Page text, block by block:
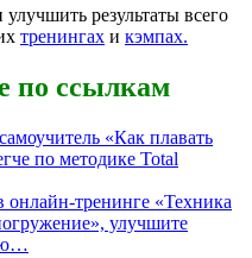
результаты всего
тренингах и кэмпах.
по ссылкам
«Как плавать
по методике Total
тренинге «Техника
улучшите